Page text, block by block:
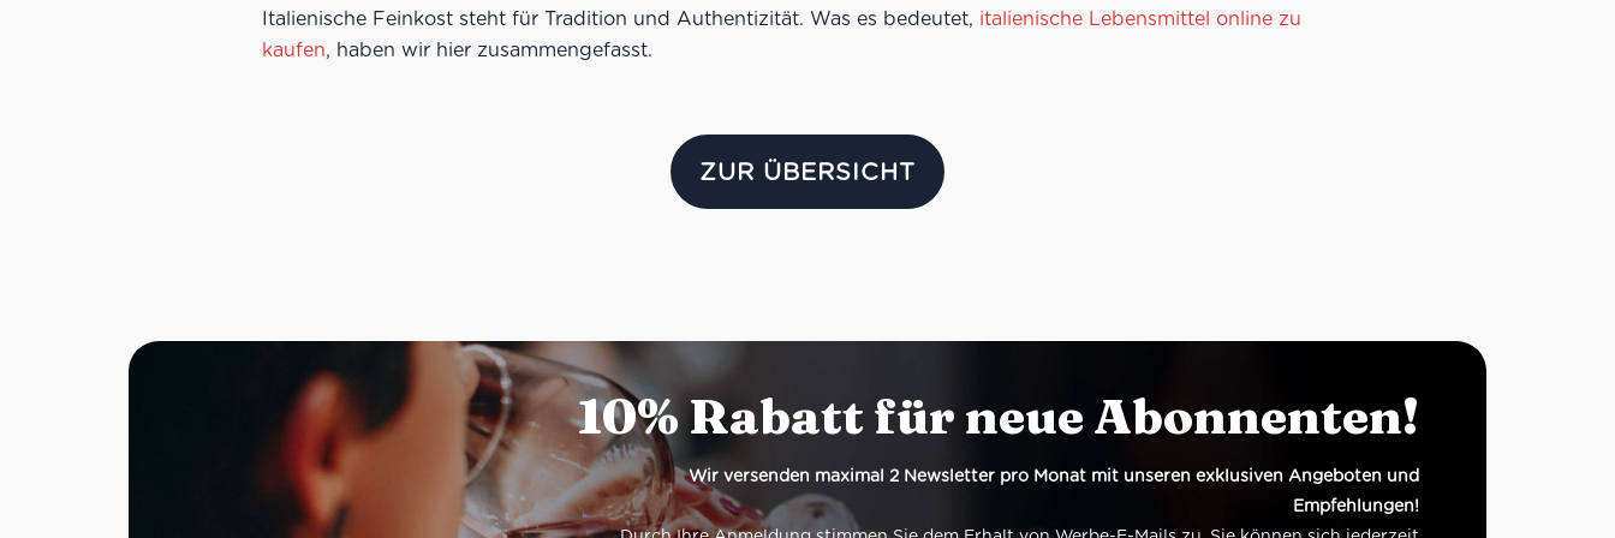
Italienische Feinkost steht für Tradition und Authentizität. Was es bedeutet, italienische Lebensmittel online zu
kaufen, haben wir hier zusammengefasst.
ZUR ÜBERSICHT
10% Rabatt für neue Abonnenten!
Wir versenden maximal 2 Newsletter pro Monat mit unseren exklusiven Angeboten und
Empfehlungen!